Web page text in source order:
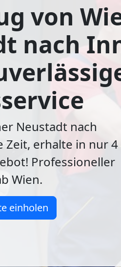
von
nach
Neustadt nach
Zeit, erhalte in nur 4
Professioneller
Wien.
einholen